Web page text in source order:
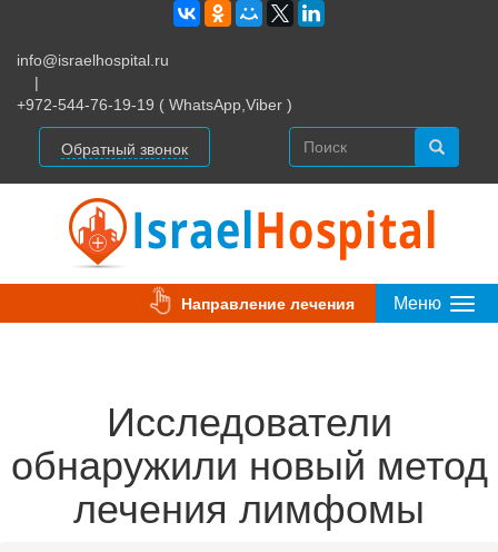
info@israelhospital.ru
|
+972-544-76-19-19 ( WhatsApp,Viber )
Обратный звонок
Меню
Направление лечения
Исследователи
обнаружили новый метод
лечения лимфомы